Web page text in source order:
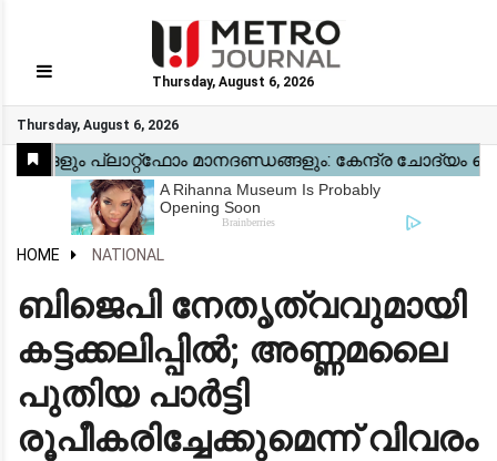
Thursday, August 6, 2026
Thursday, August 6, 2026
GO
Home
Kerala
National
Gulf
World
Sports
Movies
Health
Automobile
Travel
Education
Novel
Business
Technology
Webstory
HOME NATIONAL
ബിജെപി നേതൃത്വവുമായി
കട്ടക്കലിപ്പിൽ; അണ്ണമലൈ
പുതിയ പാർട്ടി
രൂപീകരിച്ചേക്കുമെന്ന് വിവരം